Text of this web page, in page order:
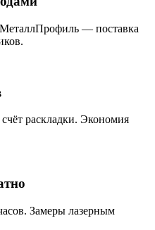
— поставка
раскладки. Экономия
Замеры лазерным